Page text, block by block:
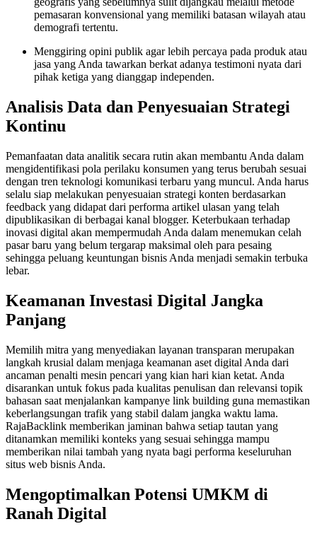
pemasaran konvensional yang memiliki batasan wilayah atau
demografi tertentu.
Menggiring opini publik agar lebih percaya pada produk atau
jasa yang Anda tawarkan berkat adanya testimoni nyata dari
pihak ketiga yang dianggap independen.
Analisis Data dan Penyesuaian Strategi
Kontinu
Pemanfaatan data analitik secara rutin akan membantu Anda dalam
mengidentifikasi pola perilaku konsumen yang terus berubah sesuai
dengan tren teknologi komunikasi terbaru yang muncul. Anda harus
selalu siap melakukan penyesuaian strategi konten berdasarkan
feedback yang didapat dari performa artikel ulasan yang telah
dipublikasikan di berbagai kanal blogger. Keterbukaan terhadap
inovasi digital akan mempermudah Anda dalam menemukan celah
pasar baru yang belum tergarap maksimal oleh para pesaing
sehingga peluang keuntungan bisnis Anda menjadi semakin terbuka
lebar.
Keamanan Investasi Digital Jangka
Panjang
Memilih mitra yang menyediakan layanan transparan merupakan
langkah krusial dalam menjaga keamanan aset digital Anda dari
ancaman penalti mesin pencari yang kian hari kian ketat. Anda
disarankan untuk fokus pada kualitas penulisan dan relevansi topik
bahasan saat menjalankan kampanye link building guna memastikan
keberlangsungan trafik yang stabil dalam jangka waktu lama.
RajaBacklink memberikan jaminan bahwa setiap tautan yang
ditanamkan memiliki konteks yang sesuai sehingga mampu
memberikan nilai tambah yang nyata bagi performa keseluruhan
situs web bisnis Anda.
Mengoptimalkan Potensi UMKM di
Ranah Digital